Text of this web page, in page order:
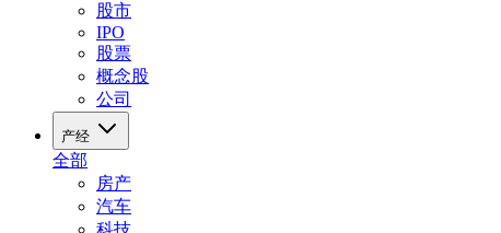
股市
IPO
股票
概念股
公司
产经
全部
房产
汽车
科技